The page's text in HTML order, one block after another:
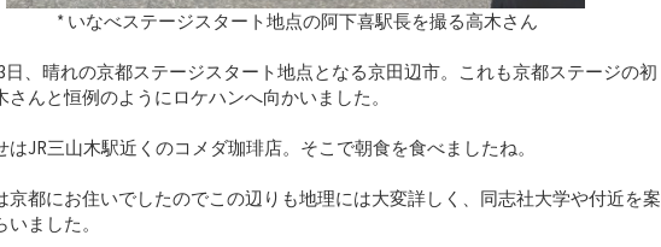
* いなべステージスタート地点の阿下喜駅長を撮る高木さん
日、晴れの京都ステージスタート地点となる京田辺市。これも京都ステージの初
さんと恒例のようにロケハンへ向かいました。
はJR三山木駅近くのコメダ珈琲店。そこで朝食を食べましたね。
京都にお住いでしたのでこの辺りも地理には大変詳しく、同志社大学や付近を案
ました。